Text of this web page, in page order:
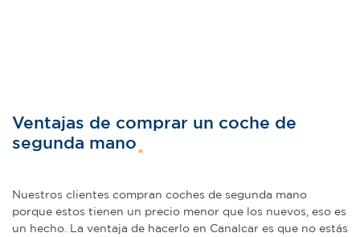
Ventajas de comprar un coche de
segunda mano
Nuestros clientes compran coches de segunda mano
porque estos tienen un precio menor que los nuevos, eso es
un hecho. La ventaja de hacerlo en Canalcar es que no estás